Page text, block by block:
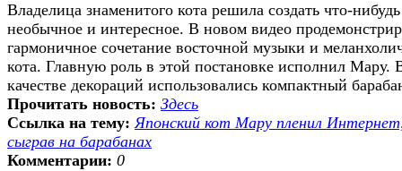
Владелица знаменитого кота решила создать что-нибудь
необычное и интересное. В новом видео
гармоничное сочетание восточной музыки и
кота. Главную роль в этой постановке исполнил Мару.
качестве декораций использовались компактный
Прочитать новость: Здесь
Ссылка на тему: Японский кот Мару пленил
сыграв на барабанах
Комментарии: 0